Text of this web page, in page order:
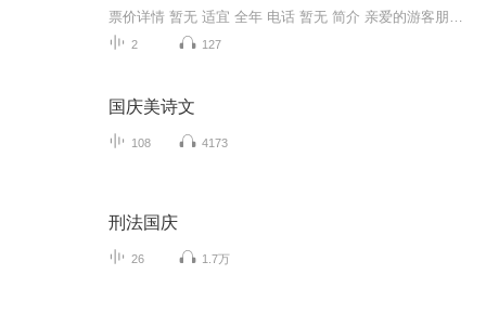
2 127
国庆美诗文
108 4173
刑法国庆
26 1.7万